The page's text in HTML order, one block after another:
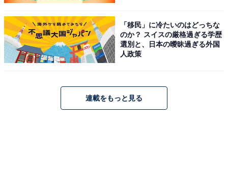
「移民」に冷たいのはどっちな
のか？ スイスの厳格過ぎる学歴
選別と、日本の曖昧過ぎる外国
人政策
連載をもっと見る